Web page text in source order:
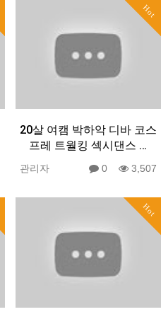
Hot
20살 여캠 박하악 디바 코스
프레 트월킹 섹시댄스 …
관리자 0 3,507
Hot